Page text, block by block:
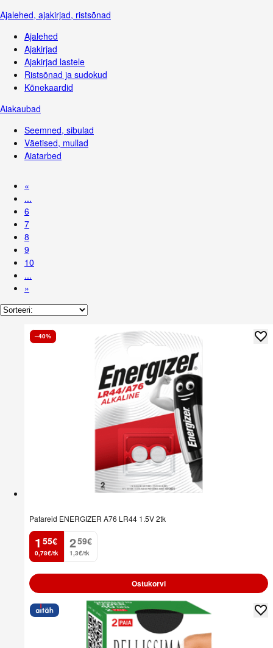
Ajalehed, ajakirjad, ristsõnad
Ajalehed
Ajakirjad
Ajakirjad lastele
Ristsõnad ja sudokud
Kõnekaardid
Aiakaubad
Seemned, sibulad
Väetised, mullad
Aiatarbed
«
...
6
7
8
9
10
...
»
–40%
Patareid ENERGIZER A76 LR44 1.5V 2tk
1
. 55€
0,78€/tk
2
. 59€
1,3€/tk
Ostukorvi